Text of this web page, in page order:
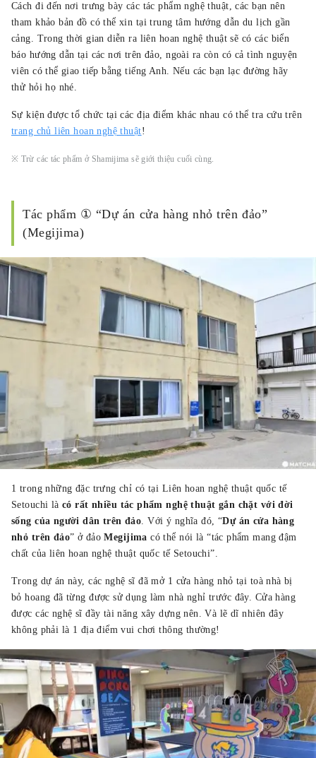
Cách đi đến nơi trưng bày các tác phẩm nghệ thuật, các bạn nên
tham khảo bản đồ có thể xin tại trung tâm hướng dẫn du lịch gần
cảng. Trong thời gian diễn ra liên hoan nghệ thuật sẽ có các biển
báo hướng dẫn tại các nơi trên đảo, ngoài ra còn có cả tình nguyện
viên có thể giao tiếp bằng tiếng Anh. Nếu các bạn lạc đường hãy
thử hỏi họ nhé.
Sự kiện được tổ chức tại các địa điểm khác nhau có thể tra cứu trên
trang chủ liên hoan nghệ thuật!
※ Trừ các tác phẩm ở Shamijima sẽ giới thiệu cuối cùng.
Tác phẩm ① “Dự án cửa hàng nhỏ trên đảo”
(Megijima)
1 trong những đặc trưng chỉ có tại Liên hoan nghệ thuật quốc tế
Setouchi làcó rất nhiều tác phẩm nghệ thuật gắn chặt với đời
sống của người dân trên đảo . Với ý nghĩa đó, “Dự án cửa hàng
nhỏ trên đảo” ở đảoMegijima có thể nói là “tác phẩm mang đậm
chất của liên hoan nghệ thuật quốc tế Setouchi”.
Trong dự án này, các nghệ sĩ đã mở 1 cửa hàng nhỏ tại toà nhà bị
bỏ hoang đã từng được sử dụng làm nhà nghỉ trước đây. Cửa hàng
được các nghệ sĩ đầy tài năng xây dựng nên. Và lẽ dĩ nhiên đây
không phải là 1 địa điểm vui chơi thông thường!